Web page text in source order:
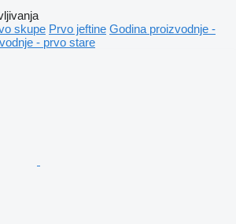
skupe Prvo jeftine Godina proizvodnje -
- prvo stare